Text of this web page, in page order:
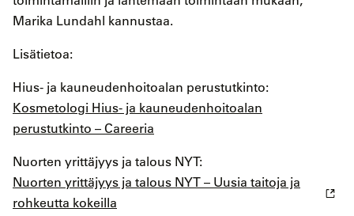
Marika Lundahl kannustaa.
Lisätietoa:
Hius- ja kauneudenhoitoalan perustutkinto:
Kosmetologi Hius- ja kauneudenhoitoalan
perustutkinto – Careeria
Nuorten yrittäjyys ja talous NYT:
Nuorten yrittäjyys ja talous NYT – Uusia taitoja ja
rohkeutta kokeilla